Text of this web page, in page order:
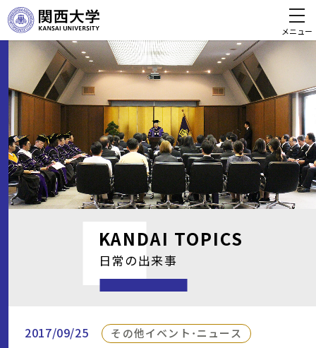
メニュー
KANDAI TOPICS
日常の出来事
2017/09/25 その他イベント・ニュース